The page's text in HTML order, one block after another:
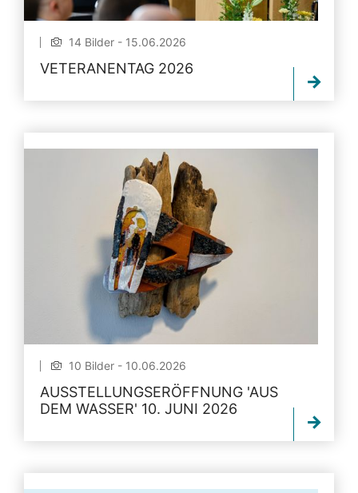
14 Bilder - 15.06.2026
VETERANENTAG 2026
10 Bilder - 10.06.2026
AUSSTELLUNGSERÖFFNUNG 'AUS
DEM WASSER' 10. JUNI 2026